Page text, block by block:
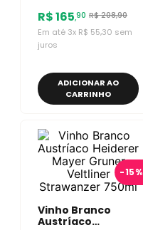
Gruner Veltliner
Selektion
Wagram DAC
750ml
R$165,90 R$208,90
Em até 3x R$ 55,30 sem
juros
ADICIONAR AO
CARRINHO
-15%
Vinho Branco
Austríaco